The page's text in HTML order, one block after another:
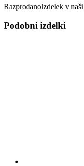
RazprodanoIzdelek v
Podobni izdelki